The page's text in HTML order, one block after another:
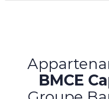
BMCE